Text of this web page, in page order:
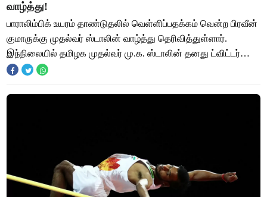
வாழ்த்து!
பாராலிம்பிக் உயரம் தாண்டுதலில் வெள்ளிப்பதக்கம் வென்ற பிரவீன்
குமாருக்கு முதல்வர் ஸ்டாலின் வாழ்த்து தெரிவித்துள்ளார்.
இந்நிலையில் தமிழக முதல்வர் மு.க. ஸ்டாலின் தனது ட்விட்டர்
பக்கத்தில், “சாதனைகளை படை